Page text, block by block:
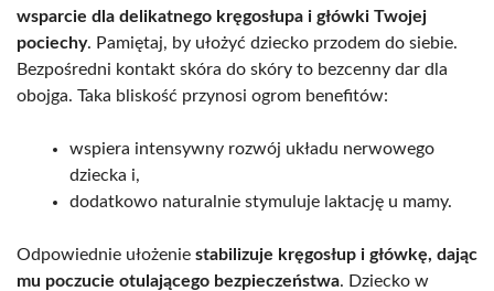
wsparcie dla delikatnego kręgosłupa i główki Twojej
pociechy. Pamiętaj, by ułożyć dziecko przodem do siebie.
Bezpośredni kontakt skóra do skóry to bezcenny dar dla
obojga. Taka bliskość przynosi ogrom benefitów:
wspiera intensywny rozwój układu nerwowego
dziecka i,
dodatkowo naturalnie stymuluje laktację u mamy.
Odpowiednie ułożenie stabilizuje kręgosłup i główkę, dając
mu poczucie otulającego bezpieczeństwa. Dziecko w